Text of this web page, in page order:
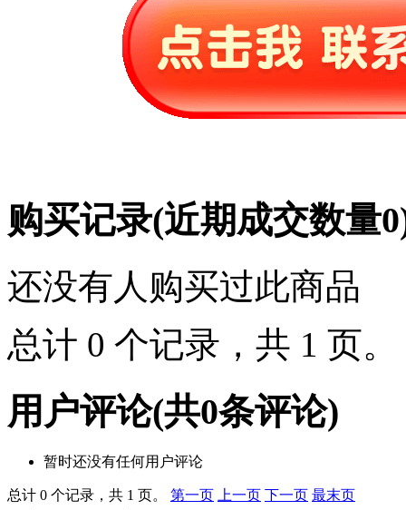
购买记录(近期成交数量0
还没有人购买过此商品
总计 0 个记录，共 1 页。
用户评论(共0条评论)
暂时还没有任何用户评论
总计 0 个记录，共 1 页。 第一页 上一页 下一页 最末页